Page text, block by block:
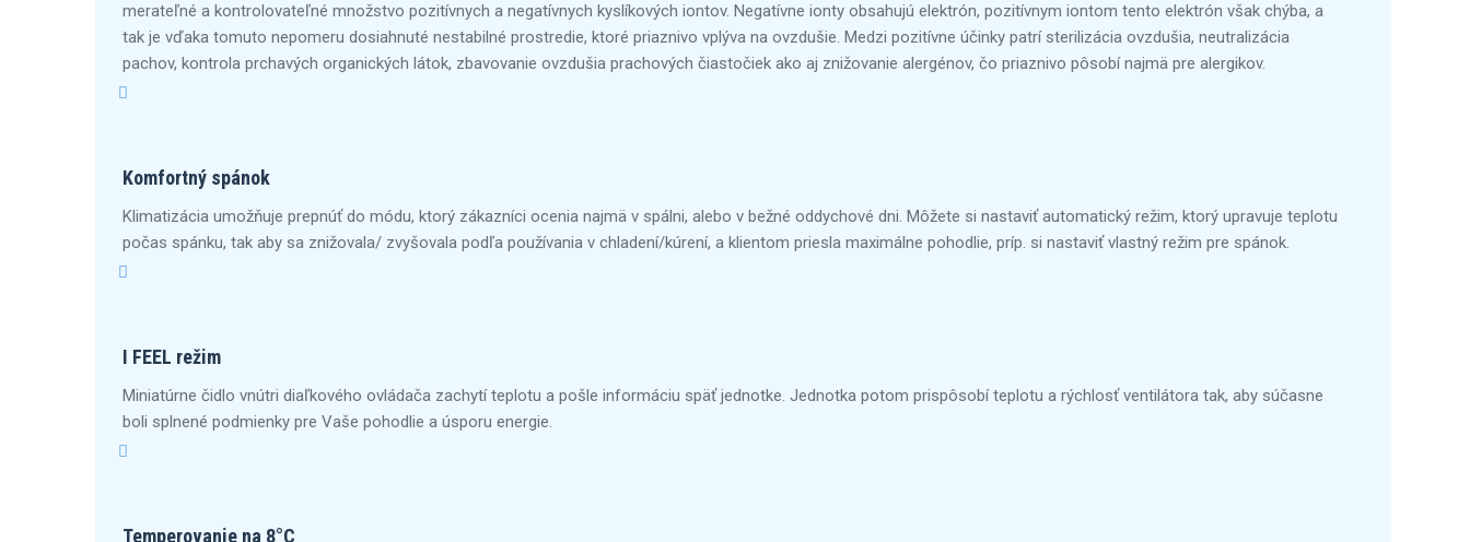
merateľné a kontrolovateľné množstvo pozitívnych a negatívnych kyslíkových iontov. Negatívne ionty obsahujú elektrón, pozitívnym iontom tento elektrón však chýba, a
tak je vďaka tomuto nepomeru dosiahnuté nestabilné prostredie, ktoré priaznivo vplýva na ovzdušie. Medzi pozitívne účinky patrí sterilizácia ovzdušia, neutralizácia
pachov, kontrola prchavých organických látok, zbavovanie ovzdušia prachových čiastočiek ako aj znižovanie alergénov, čo priaznivo pôsobí najmä pre alergikov.
Komfortný spánok
Klimatizácia umožňuje prepnúť do módu, ktorý zákazníci ocenia najmä v spálni, alebo v bežné oddychové dni. Môžete si nastaviť automatický režim, ktorý upravuje teplotu
počas spánku, tak aby sa znižovala/ zvyšovala podľa používania v chladení/kúrení, a klientom priesla maximálne pohodlie, príp. si nastaviť vlastný režim pre spánok.
I FEEL režim
Miniatúrne čidlo vnútri diaľkového ovládača zachytí teplotu a pošle informáciu späť jednotke. Jednotka potom prispôsobí teplotu a rýchlosť ventilátora tak, aby súčasne
boli splnené podmienky pre Vaše pohodlie a úsporu energie.
Temperovanie na 8°C